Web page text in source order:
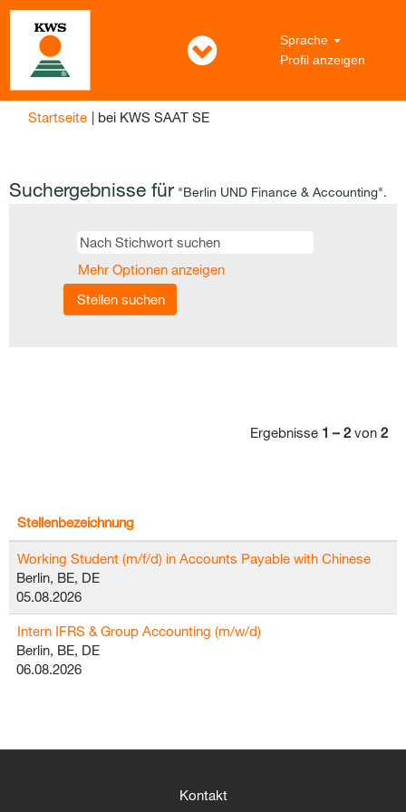
Sprache
Profil anzeigen
Startseite | bei KWS SAAT SE(aktuelle
Suchergebnisse für "Berlin UND Finance & Accounting".
Mehr Optionen anzeigen
Ergebnisse 1 – 2 von 2
Stellenbezeichnung
Working Student (m/f/d) in Accounts Payable with Chinese
Berlin, BE, DE
05.08.2026
Intern IFRS & Group Accounting (m/w/d)
Berlin, BE, DE
06.08.2026
Kontakt